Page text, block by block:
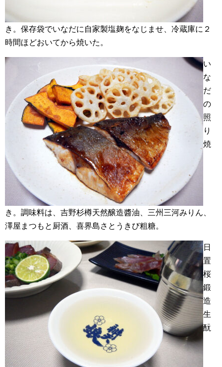
き。保存袋でいなだに自家製塩麹をなじませ、冷蔵庫に２
時間ほどおいてから焼いた。
い
な
だ
の
照
り
焼
き。調味料は、吉野杉樽天然醸造醬油、三州三河みりん、
澤屋まつもと厨酒、喜界島さとうきび粗糖。
日
置
桜
鍛
造
生
酛